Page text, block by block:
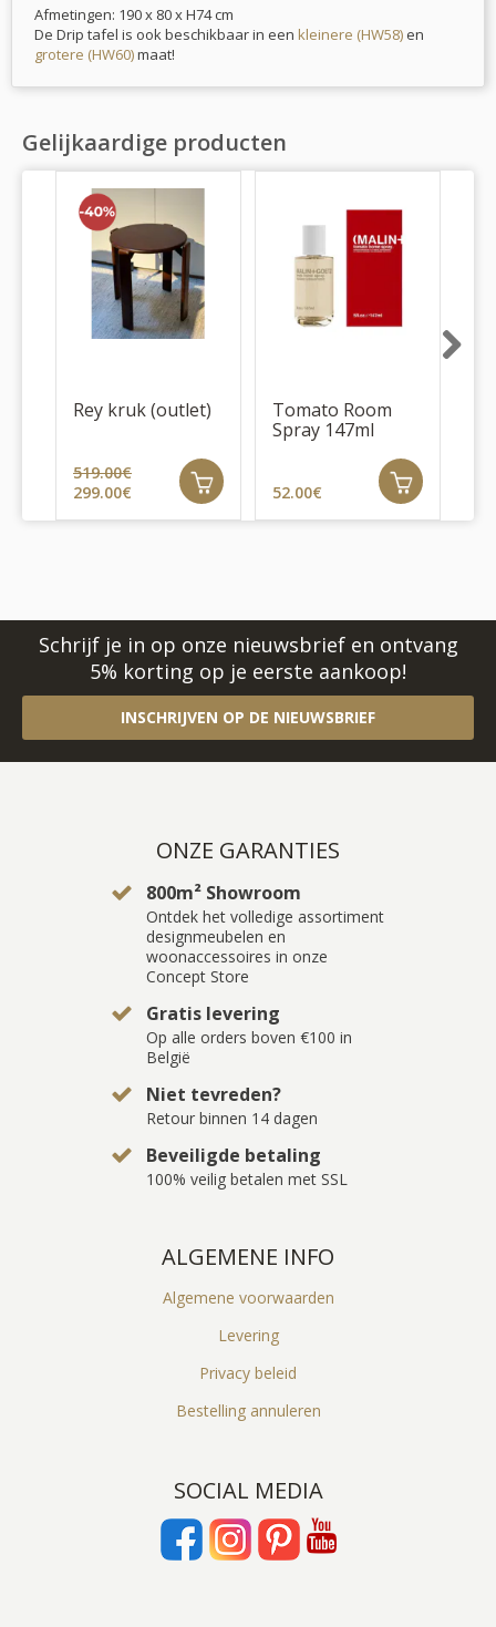
Afmetingen: 190 x 80 x H74 cm
De Drip tafel is ook beschikbaar in een kleinere (HW58) en
grotere (HW60)maat!
Gelijkaardige producten
Rey kruk (outlet)
519.00€
299.00€
Tomato Room
Spray 147ml
52.00€
Schrijf je in op onze nieuwsbrief en ontvang
5% korting op je eerste aankoop!
INSCHRIJVEN OP DE NIEUWSBRIEF
ONZE GARANTIES
800m² Showroom
Ontdek het volledige assortiment
designmeubelen en
woonaccessoires in onze
Concept Store
Gratis levering
Op alle orders boven €100 in
België
Niet tevreden?
Retour binnen 14 dagen
Beveiligde betaling
100% veilig betalen met SSL
ALGEMENE INFO
Algemene voorwaarden
Levering
Privacy beleid
Bestelling annuleren
SOCIAL MEDIA